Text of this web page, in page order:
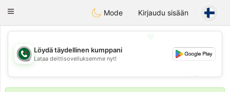
Weshrak
Toggle
Mode Kirjaudu sisään
💖
💕
💕
Löydä täydellinen kumppani
Lataa deittisovelluksemme nyt!